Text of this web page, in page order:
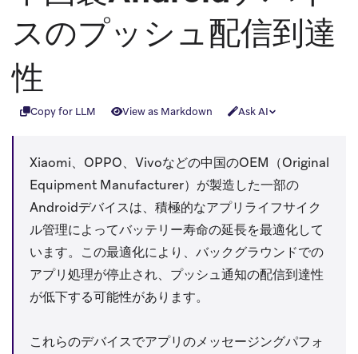
スのプッシュ配信到達
性
Copy for LLM View as Markdown Ask AI
Xiaomi、OPPO、Vivoなどの中国のOEM（Original
Equipment Manufacturer）が製造した一部の
Androidデバイスは、積極的なアプリライフサイク
ル管理によってバッテリー寿命の延長を最適化して
います。この最適化により、バックグラウンドでの
アプリ処理が停止され、プッシュ通知の配信到達性
が低下する可能性があります。
これらのデバイスでアプリのメッセージングパフォ